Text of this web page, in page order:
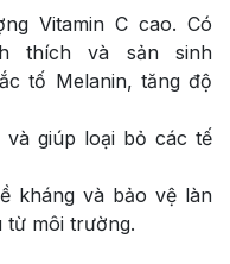
Vitamin C cao. Có
thích và sản sinh
tố Melanin, tăng độ
giúp loại bỏ các tế
kháng và bảo vệ làn
từ môi trường.